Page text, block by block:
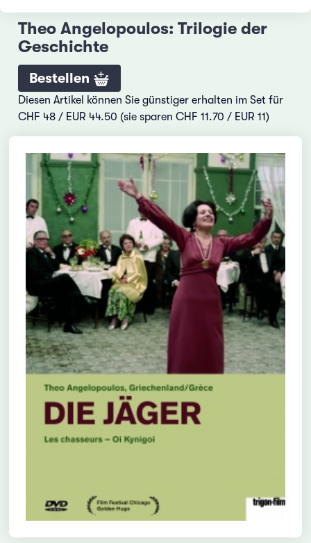
Theo Angelopoulos: Trilogie der
Geschichte
Bestellen
Diesen Artikel können Sie günstiger erhalten im Set für
CHF 48 / EUR 44.50 (sie sparen CHF 11.70 / EUR 11)